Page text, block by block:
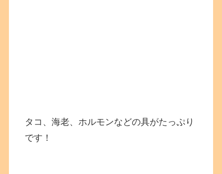
タコ、海老、ホルモンなどの具がたっぷり
です！